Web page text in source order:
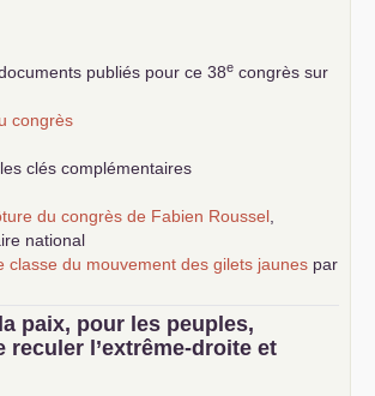
publiés pour ce 38e congrès sur
congrès
clés complémentaires
du congrès de Fabien Roussel
national
classe du mouvement des gilets jaunes par
Claude Delaunay
le marxisme est la
notre temps
aux partis communistes et ouvrier
paix, pour les peuples,
reculer l’extrême-droite et